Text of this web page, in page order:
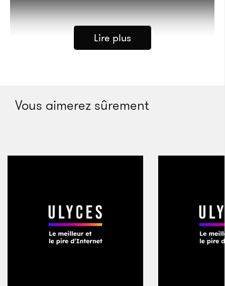
Taco Bueno. Elle voyait que l’homme était en colère
et lui donna son sac des deux mains, ce qui le fit
reculer. Il leva son arme et la pointa sur sa tempe.
Lire plus
Vous aimerez sûrement